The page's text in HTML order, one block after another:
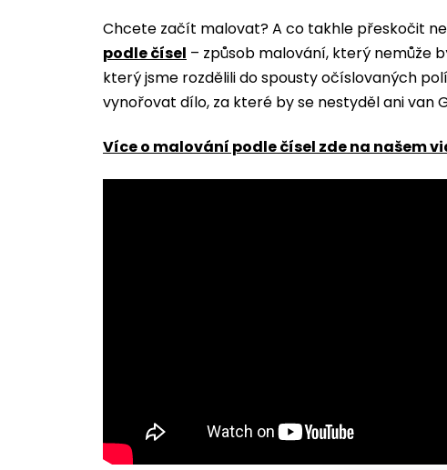
Chcete začít malovat? A co takhle přeskočit
podle čísel ­­– způsob malování, který nemůže
který jsme rozdělili do spousty očíslovaných
vynořovat dílo, za které by se nestyděl ani van
Více o malování podle čísel zde na našem